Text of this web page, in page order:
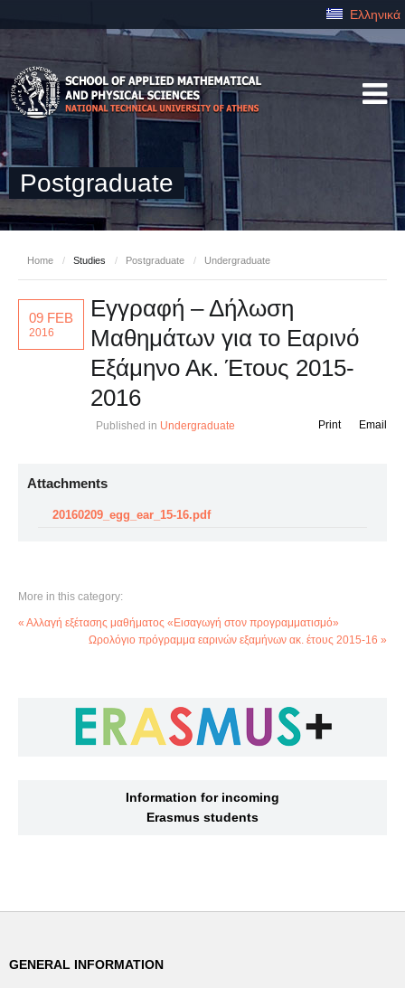
Ελληνικά
Postgraduate
Home / Studies / Postgraduate / Undergraduate
09 FEB
2016
Εγγραφή – Δήλωση
Μαθημάτων για το Εαρινό
Εξάμηνο Ακ. Έτους 2015-
2016
Published in Undergraduate Email
Print
Attachments
20160209_egg_ear_15-16.pdf
More in this category:
« Αλλαγή εξέτασης μαθήματος «Εισαγωγή στον προγραμματισμό»
Ωρολόγιο πρόγραμμα εαρινών εξαμήνων ακ. έτους 2015-16 »
Information for incoming
Erasmus students
GENERAL INFORMATION